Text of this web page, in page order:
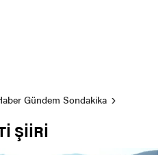
Gündem Sondakika
ŞİİRİ